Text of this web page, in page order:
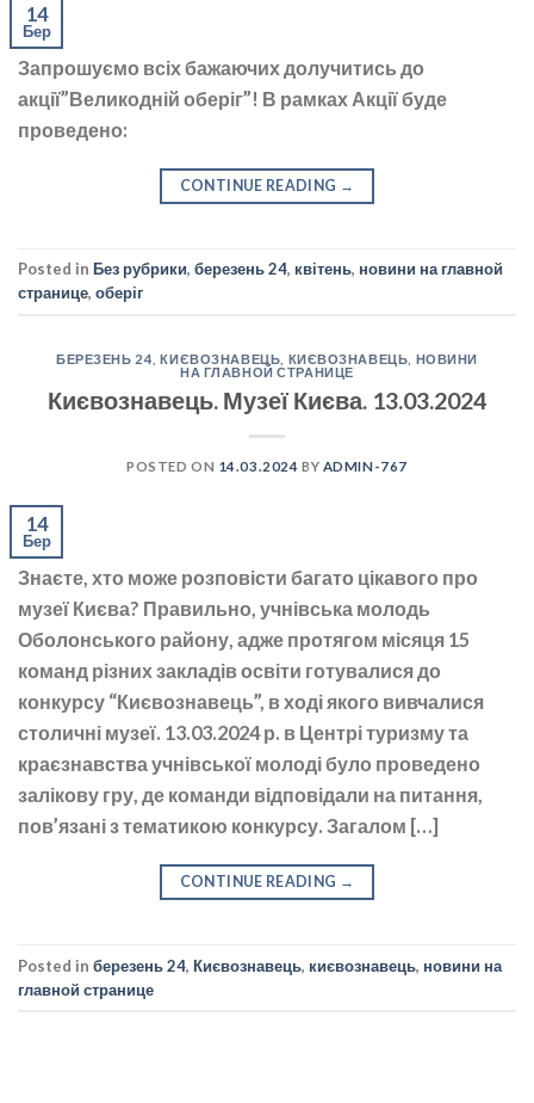
14
Бер
Запрошуємо всіх бажаючих долучитись до
акції”Великодній оберіг”! В рамках Акції буде
проведено:
CONTINUE READING →
Posted in Без рубрики, березень 24, квітень, новини на главной
странице, оберіг
БЕРЕЗЕНЬ 24 ,КИЄВОЗНАВЕЦЬ КИЄВОЗНАВЕЦЬ НОВИНИ
НА ГЛАВНОЙ СТРАНИЦЕ
Києвознавець. Музеї Києва. 13.03.2024
POSTED ON 14.03.2024 BY ADMIN-767
14
Бер
Знаєте, хто може розповісти багато цікавого про
музеї Києва? Правильно, учнівська молодь
Оболонського району, адже протягом місяця 15
команд різних закладів освіти готувалися до
конкурсу “Києвознавець”, в ході якого вивчалися
столичні музеї. 13.03.2024 р. в Центрі туризму та
краєзнавства учнівської молоді було проведено
залікову гру, де команди відповідали на питання,
пов’язані з тематикою конкурсу. Загалом […]
CONTINUE READING →
Posted in березень 24, Києвознавець, києвознавець, новини на
главной странице